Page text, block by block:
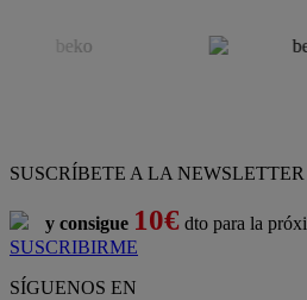
SUSCRÍBETE A LA NEWSLETTER
y consigue 10€ dto para la
SUSCRIBIRME
SÍGUENOS EN